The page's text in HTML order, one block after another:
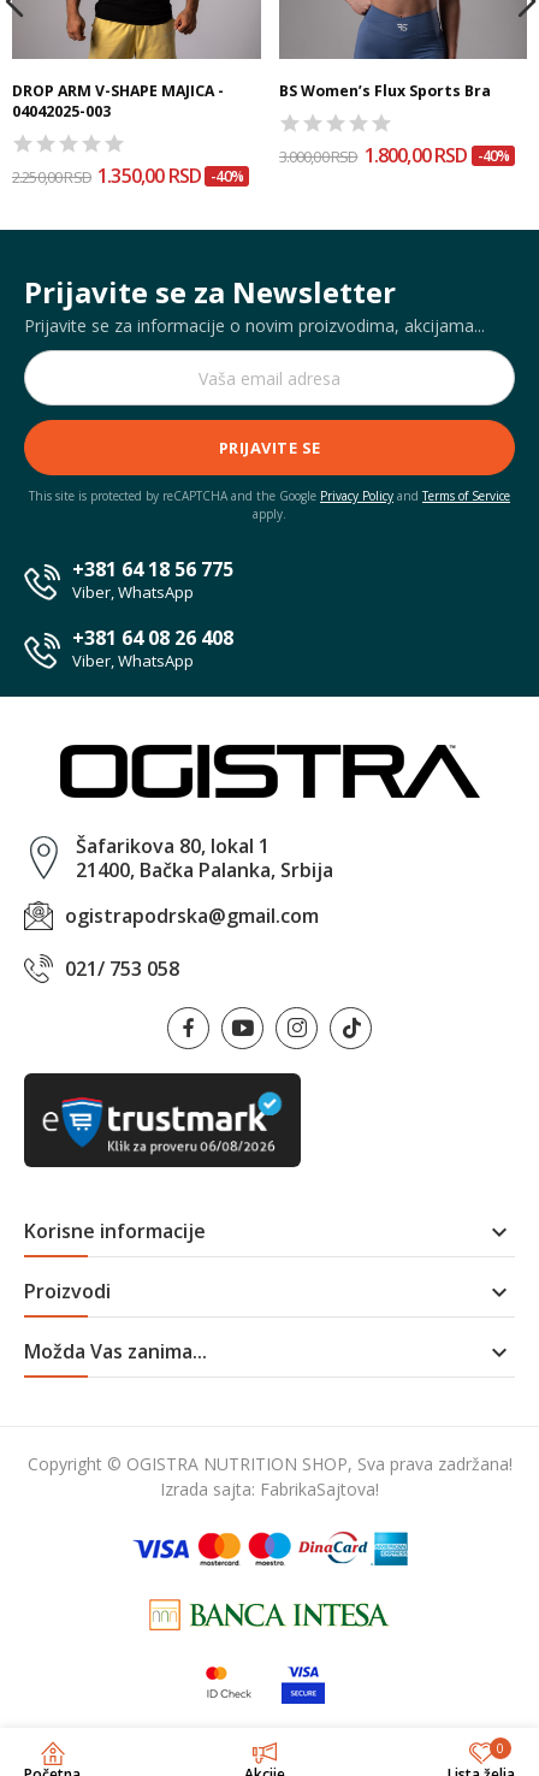
0
DROP ARM V-SHAPE MAJICA -
04042025-003
2.250,00 RSD 1.350,00 RSD -40%
BS Women’s Flux Sports Bra
3.000,00 RSD 1.800,00 RSD -40%
Prijavite se za Newsletter
Prijavite se za informacije o novim proizvodima, akcijama...
PRIJAVITE SE
This site is protected by reCAPTCHA and the Google Privacy Policy andTerms of Service
apply.
+381 64 18 56 775
Viber, WhatsApp
+381 64 08 26 408
Viber, WhatsApp
Šafarikova 80, lokal 1
21400, Bačka Palanka, Srbija
ogistrapodrska@gmail.com
021/ 753 058
Korisne informacije 
Proizvodi 
Možda Vas zanima... 
Copyright © OGISTRA NUTRITION SHOP, Sva prava zadržana!
Izrada sajta: FabrikaSajtova!